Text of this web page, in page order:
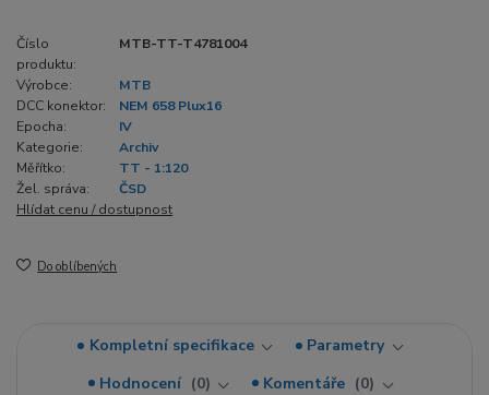
Číslo
produktu:
MTB-TT-T4781004
Výrobce:
MTB
DCC konektor:
NEM 658 Plux16
Epocha:
IV
Kategorie:
Archiv
Měřítko:
TT - 1:120
Žel. správa:
ČSD
Hlídat cenu / dostupnost
Do oblíbených
Kompletní specifikace
Parametry
Hodnocení
0 Komentáře
0